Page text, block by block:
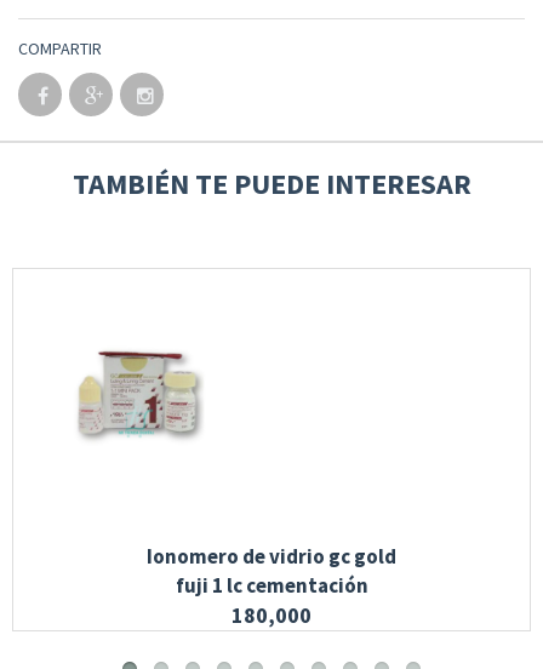
COMPARTIR
TAMBIÉN TE PUEDE INTERESAR
Ionomero de vidrio gc gold
fuji 1 lc cementación
180,000